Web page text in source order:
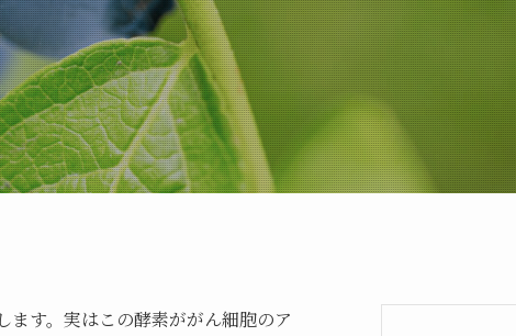
す。実はこの酵素ががん細胞のア